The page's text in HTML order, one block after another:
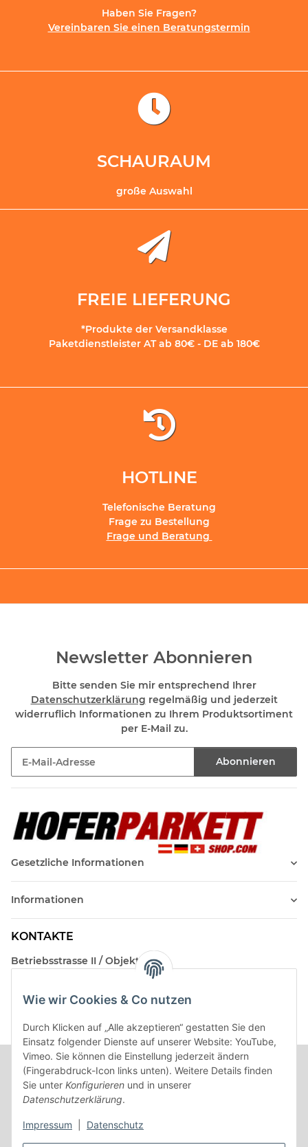
Wie wir Cookies & Co nutzen
Durch Klicken auf „Alle akzeptieren“ gestatten Sie den
Einsatz folgender Dienste auf unserer Website: YouTube,
Vimeo. Sie können die Einstellung jederzeit ändern
(Fingerabdruck-Icon links unten). Weitere Details finden
Sie unter Konfigurieren und in unserer
Datenschutzerklärung.
Impressum Datenschutz
Haben Sie Fragen?
Vereinbaren Sie einen Beratungstermin
SCHAURAUM
große Auswahl
FREIE LIEFERUNG
*Produkte der Versandklasse
Paketdienstleister AT ab 80€ - DE ab 180€
HOTLINE
Telefonische Beratung
Frage zu Bestellung
Frage und Beratung
Newsletter Abonnieren
Bitte senden Sie mir entsprechend Ihrer
Datenschutzerklärung regelmäßig und jederzeit
widerruflich Informationen zu Ihrem Produktsortiment
per E-Mail zu.
Abonnieren
Gesetzliche Informationen
Informationen
KONTAKTE
Betriebsstrasse II / Objekt 17
Kontakt